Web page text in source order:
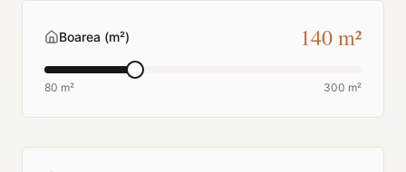
Boarea (m²) 140m²
80 m² 300 m²